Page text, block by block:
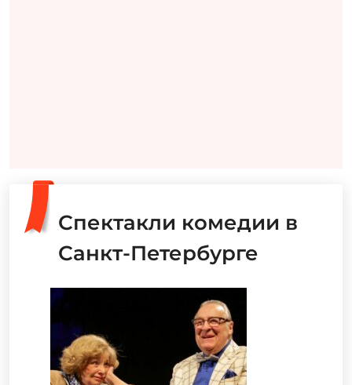
Спектакли комедии в
Санкт-Петербурге